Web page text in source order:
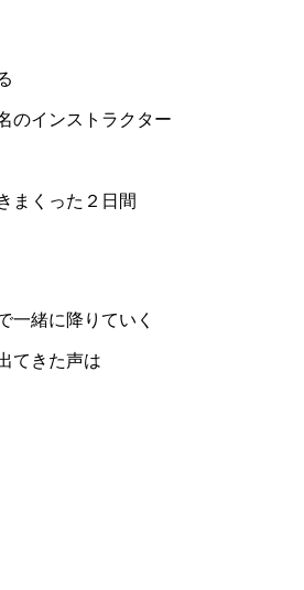
のインストラクター
まくった２日間
一緒に降りていく
てきた声は